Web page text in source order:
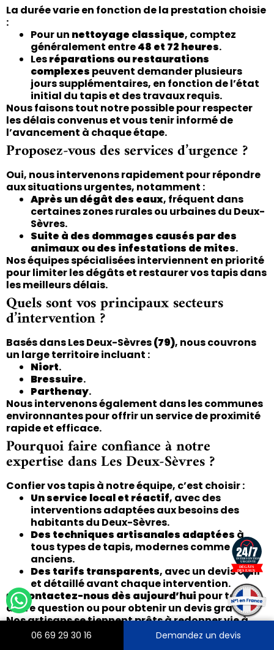
06 69 29 30 16 Demandez un devis
La durée varie en fonction de la prestation choisie
:
Pour un nettoyage classique, comptez
généralement entre48 et 72 heures.
Lesréparations ou restaurations
complexes peuvent demander plusieurs
jours supplémentaires, en fonction de l’état
initial du tapis et des travaux requis.
Nous faisons tout notre possible pour respecter
les délais convenus et vous tenir informé de
l’avancement à chaque étape.
Proposez-vous des services d’urgence ?
Oui, nous intervenons rapidement pour répondre
aux situations urgentes, notamment :
Après un dégât des eaux, fréquent dans
certaines zones rurales ou urbaines du Deux-
Sèvres.
Suite à des dommages causés par des
animaux ou des infestations de mites.
Nos équipes spécialisées interviennent en priorité
pour limiter les dégâts et restaurer vos tapis dans
les meilleurs délais.
Quels sont vos principaux secteurs
d’intervention ?
Basés dans Les Deux-Sèvres(79), nous couvrons
un large territoire incluant :
Niort.
Bressuire.
Parthenay.
Nous intervenons également dans les communes
environnantes pour offrir un service de proximité
rapide et efficace.
Pourquoi faire confiance à notre
expertise dans Les Deux-Sèvres ?
Confier vos tapis à notre équipe, c’est choisir :
Un service local et réactif, avec des
interventions adaptées aux besoins des
habitants du Deux-Sèvres.
Des techniques artisanales adaptées à
tous types de tapis, modernes comme
anciens.
Des tarifs transparents, avec un devis clair
et détaillé avant chaque intervention.
👉Contactez-nous dès aujourd’hui pour toute
autre question ou pour obtenir un devis gratuit.
Nos artisans se tiennent prêts à redonner vie à
vos tapis grâce à des solutions professionnelles